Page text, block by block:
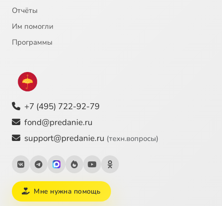
22
27 Жизнь после жизни
28 Азарт
29 Церковная лавка
Отчёты
Им помогли
Программы
+7 (495) 722-92-79
fond@predanie.ru
support@predanie.ru (техн.вопросы)
Мне нужна помощь